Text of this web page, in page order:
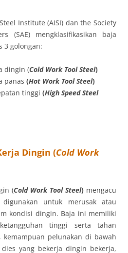
Institute (AISI) dan the Society
(SAE) mengklasifikasikan baja
3 golongan:
dingin (Cold Work Tool Steel)
panas (Hot Work Tool Steel)
tinggi (High Speed Steel
Dingin (Cold Work
(Cold Work Tool Steel) mengacu
untuk merusak atau
kondisi dingin. Baja ini memiliki
tinggi serta tahan
kemampuan pelunakan di bawah
yang bekerja dingin bekerja,